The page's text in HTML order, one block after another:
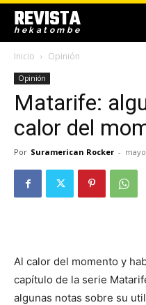
REVISTA
hekatombe
Inicio Opinión
Opinión
Matarife:
calor del
Por Suramerican Rocker -
Al calor del momento y
capítulo de la serie
algunas notas sobre su